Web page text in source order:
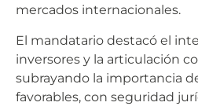
mercados internacionales.
El mandatario destacó el
inversores y la articulación
subrayando la importancia
favorables, con seguridad